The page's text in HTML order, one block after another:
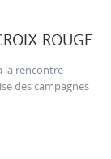
ROUGE
la rencontre
des campagnes